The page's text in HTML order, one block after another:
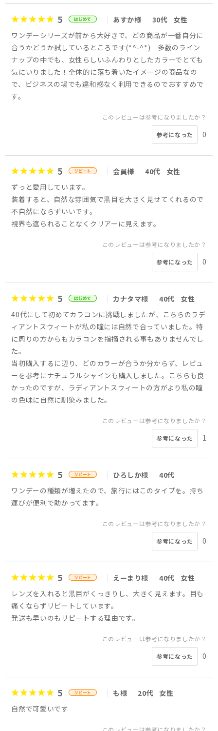
5 あすか様 30代
女性
ワンデーシリーズが前から大好きで、どの商品が一番自分に
合うかどうか試しているところです(*^-^*) 多数のライン
ナップの中でも、女性らしいふんわりとしたカラーでとても
気にいりました！全体的に落ち着いたイメージの商品なの
で、ビジネスの場でも違和感なく利用できるのでおすすめで
す。
このレビューは参考になりましたか？
参考になった 0
5 会員様 40代
女性
ずっと愛用しています。
装着すると、自然な雰囲気で黒目を大きく見せてくれるので
不自然にならずいいです。
視界も遮られることなくクリアーに見えます。
このレビューは参考になりましたか？
参考になった 0
5 カナタマ様 40代
女性
40代にして初めてカラコンに挑戦しましたが、こちらのラデ
ィアントスウィートが私の瞳には自然で合っていました。特
に周りの方からもカラコンを指摘される事もありませんでし
た。
当初購入するに辺り、どのカラーが合うか分からず、レビュ
ーを参考にナチュラルシャインも購入しました。こちらも良
かったのですが、ラディアントスウィートの方がより私の瞳
の色味に自然に馴染みました。
このレビューは参考になりましたか？
参考になった 1
5 ひろしか様
40代
ワンデーの種類が増えたので、旅行にはこのタイプを。持ち
運びが便利で助かってます。
このレビューは参考になりましたか？
参考になった 0
5 えーまり様 40代
女性
レンズを入れると黒目がくっきりし、大きく見えます。目も
痛くならずリピートしています。
発送も早いのもリピートする理由です。
このレビューは参考になりましたか？
参考になった 0
5 も様 20代
女性
自然で可愛いです